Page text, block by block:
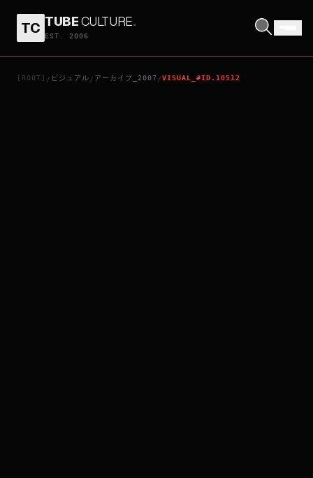
TC TUBECULTURE.
EST. 2006
[ROOT] / ビジュアル / アーカイブ_2007 /VISUAL_#ID.10512
不能說的秘密